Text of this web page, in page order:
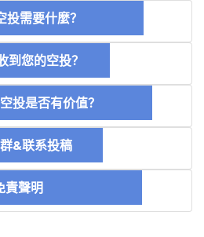
需要什麼？
到您的空投？
投是否有价值？
&联系投稿
聲明